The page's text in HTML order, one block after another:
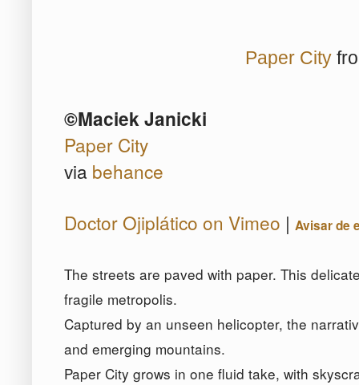
Paper City
©Maciek Janicki
Paper City
via behance
Doctor Ojiplático on Vimeo | Avisar de
The streets are paved with paper. This
fragile metropolis.
Captured by an unseen helicopter, the
and emerging mountains.
Paper City grows in one fluid take, with